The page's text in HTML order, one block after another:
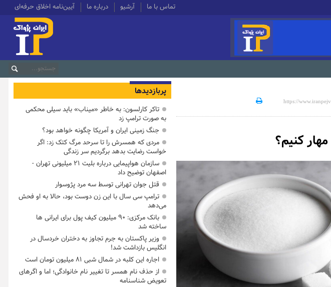
تماس با ما آرشیو درباره ما آیین‌نامه اخلاق حرفه‌ای
کنیم؟
پربازدیدها
تاکر کارلسون: به خاطر «میناب» باید سیلی محکمی
به صورت ترامپ زد
جنگ زمینی ایران و آمریکا چگونه خواهد بود؟
مردی که همسرش را تا سرحد مرگ کتک زد: اگر
خواست رضایت بدهد برگردیم سر زندگی
سازمان هواپیمایی درباره بلیت ۲۱ میلیونی تهران -
اصفهان توضیح داد
قتل جوان تهرانی توسط سه مرد پژوسوار
ترامپ سی سال با این زن دوست بود، حالا به او فحش
می‌دهد
بانک مرکزی: ۹۰ میلیون کیف پول برای ایرانی ها
ساخته شد
وزیر پاکستان به جرم تجاوز به دختران خردسال در
انگلیس بازداشت شد!
اجاره این کلبه در شمال شبی ۸۱ میلیون تومان است
از حذف نام همسر تا تغییر نام خانوادگی؛ اما و اگرهای
تعویض شناسنامه